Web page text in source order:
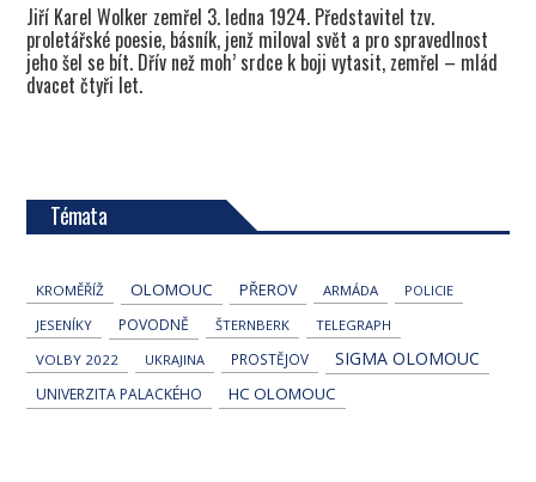
Jiří Karel Wolker zemřel 3. ledna 1924. Představitel tzv.
proletářské poesie, básník, jenž miloval svět a pro spravedlnost
jeho šel se bít. Dřív než moh’ srdce k boji vytasit, zemřel – mlád
dvacet čtyři let.
Témata
KROMĚŘÍŽ OLOMOUC PŘEROV ARMÁDA
POLICIE
JESENÍKY
POVODNĚ ŠTERNBERK
TELEGRAPH
VOLBY 2022
UKRAJINA PROSTĚJOV SIGMA OLOMOUC
UNIVERZITA PALACKÉHO HC OLOMOUC